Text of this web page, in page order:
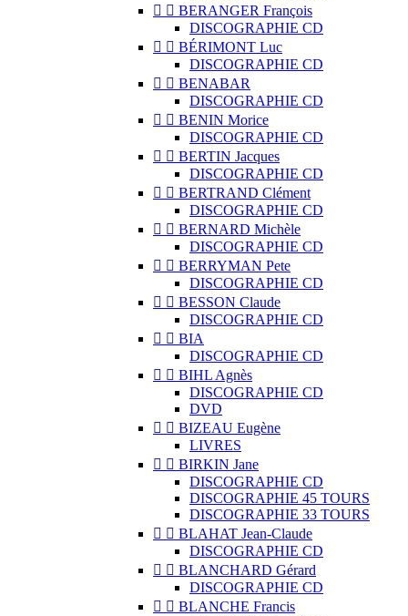
  BERANGER François
DISCOGRAPHIE CD
  BÉRIMONT Luc
DISCOGRAPHIE CD
  BENABAR
DISCOGRAPHIE CD
  BENIN Morice
DISCOGRAPHIE CD
  BERTIN Jacques
DISCOGRAPHIE CD
  BERTRAND Clément
DISCOGRAPHIE CD
  BERNARD Michèle
DISCOGRAPHIE CD
  BERRYMAN Pete
DISCOGRAPHIE CD
  BESSON Claude
DISCOGRAPHIE CD
  BIA
DISCOGRAPHIE CD
  BIHL Agnès
DISCOGRAPHIE CD
DVD
  BIZEAU Eugène
LIVRES
  BIRKIN Jane
DISCOGRAPHIE CD
DISCOGRAPHIE 45 TOURS
DISCOGRAPHIE 33 TOURS
  BLAHAT Jean-Claude
DISCOGRAPHIE CD
  BLANCHARD Gérard
DISCOGRAPHIE CD
  BLANCHE Francis